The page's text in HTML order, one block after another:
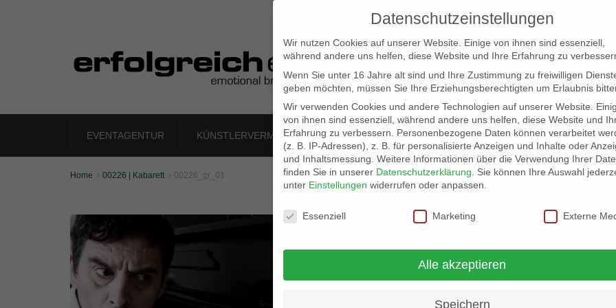
EVENTAGENTUR KÜNSTLERVERMITTLUNG LOCATION SCOUT ELB-LOCATION: PANORAMA
Home  00226 | Kabarett  00226_gr_01
Datenschutzeinstellungen
Wir nutzen Cookies auf unserer Website. Einige von ihnen sind essenziell,
während andere uns helfen, diese Website und Ihre Erfahrung zu
Wenn Sie unter 16 Jahre alt sind und Ihre Zustimmung zu freiwilligen
geben möchten, müssen Sie Ihre Erziehungsberechtigten um Erlaubnis
Wir verwenden Cookies und andere Technologien auf unserer Website.
von ihnen sind essenziell, während andere uns helfen, diese Website und
Erfahrung zu verbessern.
Personenbezogene Daten können verarbeitet
(z. B. IP-Adressen), z. B. für personalisierte Anzeigen und Inhalte oder
und Inhaltsmessung. Weitere Informationen über die Verwendung Ihrer
finden Sie in unserer Datenschutzerklärung
Sie können Ihre Auswahl
unter Einstellungen widerrufen oder anpassen.
Datenschutzeinstellungen
Essenziell Marketing Externe
Alle akzeptieren
Speichern